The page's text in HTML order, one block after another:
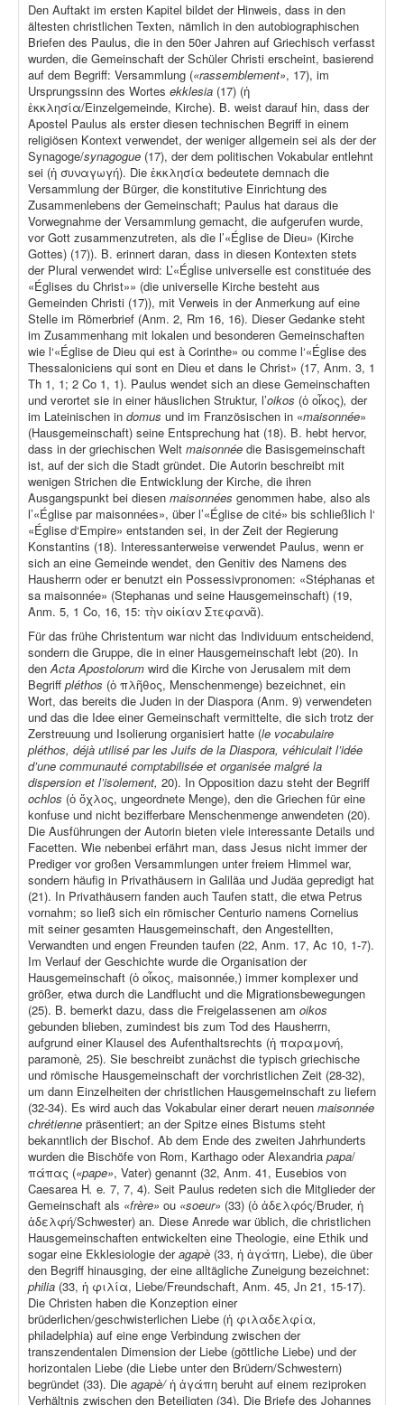
Den Auftakt im ersten Kapitel bildet der Hinweis, dass in den
ältesten christlichen Texten, nämlich in den autobiographischen
Briefen des Paulus, die in den 50er Jahren auf Griechisch verfasst
wurden, die Gemeinschaft der Schüler Christi erscheint, basierend
auf dem Begriff: Versammlung («rassemblement», 17), im
Ursprungssinn des Wortes ekklesia (17) (ἡ
ἐκκλησία/Einzelgemeinde, Kirche). B. weist darauf hin, dass der
Apostel Paulus als erster diesen technischen Begriff in einem
religiösen Kontext verwendet, der weniger allgemein sei als der der
Synagoge/synagogue (17), der dem politischen Vokabular entlehnt
sei (ἡ συναγωγή). Die ἐκκλησία bedeutete demnach die
Versammlung der Bürger, die konstitutive Einrichtung des
Zusammenlebens der Gemeinschaft; Paulus hat daraus die
Vorwegnahme der Versammlung gemacht, die aufgerufen wurde,
vor Gott zusammenzutreten, als die l’«Église de Dieu» (Kirche
Gottes) (17)). B. erinnert daran, dass in diesen Kontexten stets
der Plural verwendet wird: L’«Église universelle est constituée des
«Églises du Christ»» (die universelle Kirche besteht aus
Gemeinden Christi (17)), mit Verweis in der Anmerkung auf eine
Stelle im Römerbrief (Anm. 2, Rm 16, 16). Dieser Gedanke steht
im Zusammenhang mit lokalen und besonderen Gemeinschaften
wie l‘«Église de Dieu qui est à Corinthe» ou comme l‘«Église des
Thessaloniciens qui sont en Dieu et dans le Christ» (17, Anm. 3, 1
Th 1, 1; 2 Co 1, 1). Paulus wendet sich an diese Gemeinschaften
und verortet sie in einer häuslichen Struktur, l’oikos (ὁ οἶκος), der
im Lateinischen in domus und im Französischen in «maisonnée»
(Hausgemeinschaft) seine Entsprechung hat (18). B. hebt hervor,
dass in der griechischen Welt maisonnée die Basisgemeinschaft
ist, auf der sich die Stadt gründet. Die Autorin beschreibt mit
wenigen Strichen die Entwicklung der Kirche, die ihren
Ausgangspunkt bei diesen maisonnées genommen habe, also als
l’«Église par maisonnées», über l’«Église de cité» bis schließlich l‘
«Église d‘Empire» entstanden sei, in der Zeit der Regierung
Konstantins (18). Interessanterweise verwendet Paulus, wenn er
sich an eine Gemeinde wendet, den Genitiv des Namens des
Hausherrn oder er benutzt ein Possessivpronomen: «Stéphanas et
sa maisonnée» (Stephanas und seine Hausgemeinschaft) (19,
Anm. 5, 1 Co, 16, 15: τὴν οἰκίαν Στεφανᾶ).
Für das frühe Christentum war nicht das Individuum entscheidend,
sondern die Gruppe, die in einer Hausgemeinschaft lebt (20). In
denActa Apostolorum wird die Kirche von Jerusalem mit dem
Begriff pléthos (ὁ πλῆθος, Menschenmenge) bezeichnet, ein
Wort, das bereits die Juden in der Diaspora (Anm. 9) verwendeten
und das die Idee einer Gemeinschaft vermittelte, die sich trotz der
Zerstreuung und Isolierung organisiert hatte (le vocabulaire
pléthos, déjà utilisé par les Juifs de la Diaspora, véhiculait l’idée
d’une communauté comptabilisée et organisée malgré la
dispersion et l’isolement, 20). In Opposition dazu steht der Begriff
ochlos (ὁ ὄχλος, ungeordnete Menge), den die Griechen für eine
konfuse und nicht bezifferbare Menschenmenge anwendeten (20).
Die Ausführungen der Autorin bieten viele interessante Details und
Facetten. Wie nebenbei erfährt man, dass Jesus nicht immer der
Prediger vor großen Versammlungen unter freiem Himmel war,
sondern häufig in Privathäusern in Galiläa und Judäa gepredigt hat
(21). In Privathäusern fanden auch Taufen statt, die etwa Petrus
vornahm; so ließ sich ein römischer Centurio namens Cornelius
mit seiner gesamten Hausgemeinschaft, den Angestellten,
Verwandten und engen Freunden taufen (22, Anm. 17, Ac 10, 1-7).
Im Verlauf der Geschichte wurde die Organisation der
Hausgemeinschaft (ὁ οἶκος, maisonnée,) immer komplexer und
größer, etwa durch die Landflucht und die Migrationsbewegungen
(25). B. bemerkt dazu, dass die Freigelassenen am oikos
gebunden blieben, zumindest bis zum Tod des Hausherrn,
aufgrund einer Klausel des Aufenthaltsrechts (ἡ παραμονή,
paramonè, 25). Sie beschreibt zunächst die typisch griechische
und römische Hausgemeinschaft der vorchristlichen Zeit (28-32),
um dann Einzelheiten der christlichen Hausgemeinschaft zu liefern
(32-34). Es wird auch das Vokabular einer derart neuen maisonnée
chrétienne präsentiert; an der Spitze eines Bistums steht
bekanntlich der Bischof. Ab dem Ende des zweiten Jahrhunderts
wurden die Bischöfe von Rom, Karthago oder Alexandria papa/
πάπας («pape», Vater) genannt (32, Anm. 41, Eusebios von
Caesarea H. e. 7, 7, 4). Seit Paulus redeten sich die Mitglieder der
Gemeinschaft als «frère» ou «soeur» (33) (ὁ ἀδελφός/Bruder, ἡ
ἀδελφή/Schwester) an. Diese Anrede war üblich, die christlichen
Hausgemeinschaften entwickelten eine Theologie, eine Ethik und
sogar eine Ekklesiologie deragapè (33, ἡ ἀγάπη, Liebe), die über
den Begriff hinausging, der eine alltägliche Zuneigung bezeichnet:
philia (33, ἡ φιλία, Liebe/Freundschaft, Anm. 45, Jn 21, 15-17).
Die Christen haben die Konzeption einer
brüderlichen/geschwisterlichen Liebe (ἡ φιλαδελφία,
philadelphia) auf eine enge Verbindung zwischen der
transzendentalen Dimension der Liebe (göttliche Liebe) und der
horizontalen Liebe (die Liebe unter den Brüdern/Schwestern)
begründet (33). Die agapè/ἡ ἀγάπη beruht auf einem reziproken
Verhältnis zwischen den Beteiligten (34). Die Briefe des Johannes